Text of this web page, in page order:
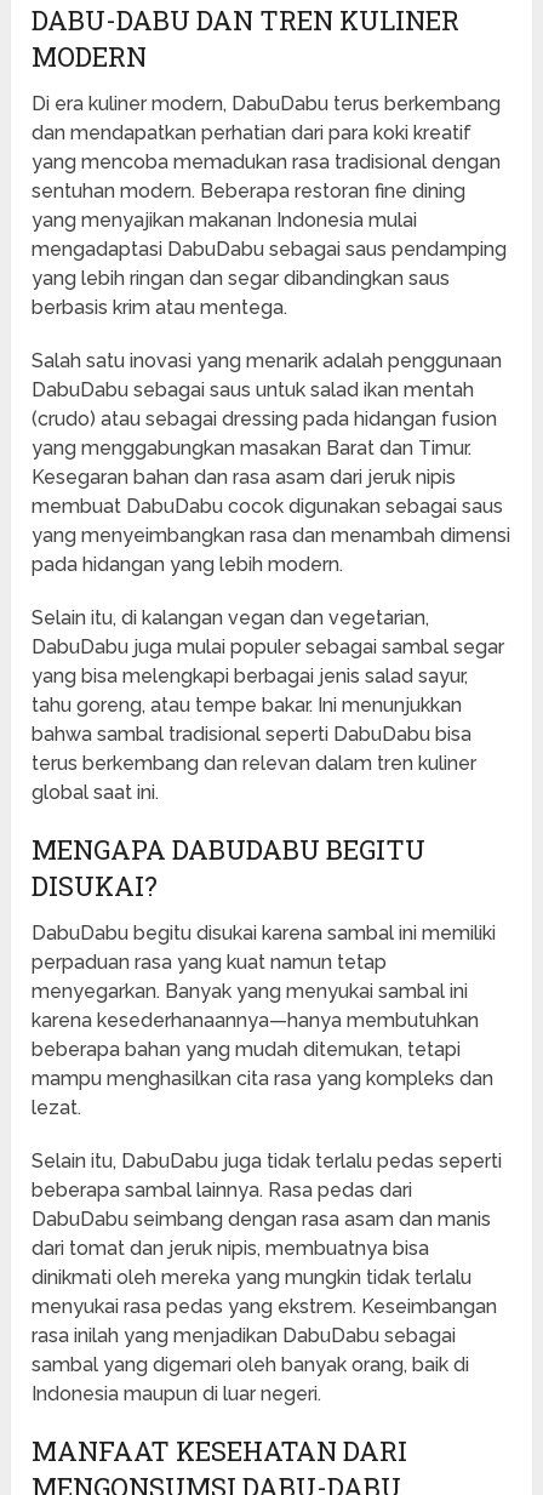
DABU-DABU DAN TREN KULINER
MODERN
Di era kuliner modern, DabuDabu terus berkembang
dan mendapatkan perhatian dari para koki kreatif
yang mencoba memadukan rasa tradisional dengan
sentuhan modern. Beberapa restoran fine dining
yang menyajikan makanan Indonesia mulai
mengadaptasi DabuDabu sebagai saus pendamping
yang lebih ringan dan segar dibandingkan saus
berbasis krim atau mentega.
Salah satu inovasi yang menarik adalah penggunaan
DabuDabu sebagai saus untuk salad ikan mentah
(crudo) atau sebagai dressing pada hidangan fusion
yang menggabungkan masakan Barat dan Timur.
Kesegaran bahan dan rasa asam dari jeruk nipis
membuat DabuDabu cocok digunakan sebagai saus
yang menyeimbangkan rasa dan menambah dimensi
pada hidangan yang lebih modern.
Selain itu, di kalangan vegan dan vegetarian,
DabuDabu juga mulai populer sebagai sambal segar
yang bisa melengkapi berbagai jenis salad sayur,
tahu goreng, atau tempe bakar. Ini menunjukkan
bahwa sambal tradisional seperti DabuDabu bisa
terus berkembang dan relevan dalam tren kuliner
global saat ini.
MENGAPA DABUDABU BEGITU
DISUKAI?
DabuDabu begitu disukai karena sambal ini memiliki
perpaduan rasa yang kuat namun tetap
menyegarkan. Banyak yang menyukai sambal ini
karena kesederhanaannya—hanya membutuhkan
beberapa bahan yang mudah ditemukan, tetapi
mampu menghasilkan cita rasa yang kompleks dan
lezat.
Selain itu, DabuDabu juga tidak terlalu pedas seperti
beberapa sambal lainnya. Rasa pedas dari
DabuDabu seimbang dengan rasa asam dan manis
dari tomat dan jeruk nipis, membuatnya bisa
dinikmati oleh mereka yang mungkin tidak terlalu
menyukai rasa pedas yang ekstrem. Keseimbangan
rasa inilah yang menjadikan DabuDabu sebagai
sambal yang digemari oleh banyak orang, baik di
Indonesia maupun di luar negeri.
MANFAAT KESEHATAN DARI
MENGONSUMSI DABU-DABU